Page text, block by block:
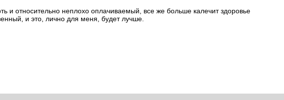
и относительно неплохо оплачиваемый, все же больше калечит здоровье
и это, лично для меня, будет лучше.